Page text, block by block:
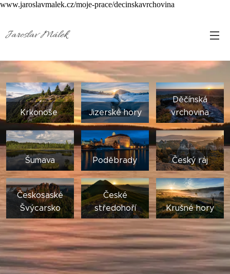
www.jaroslavmalek.cz/moje-prace/decinskavrchovina
Jaroslav Málek
Krkonoše Jizerské hory
Děčínská
vrchovina
Šumava Poděbrady Český ráj
Českosaské
Švýcarsko
České
středohoří
Krušné hory